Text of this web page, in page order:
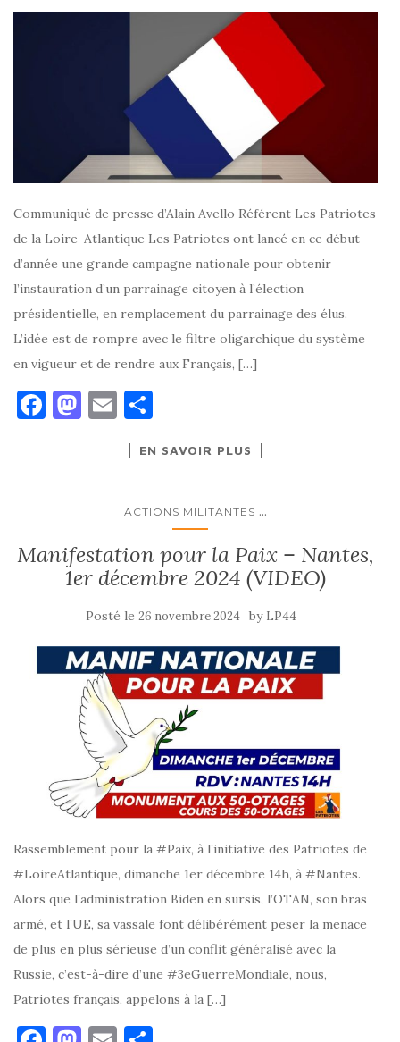
Communiqué de presse d’Alain Avello Référent Les Patriotes
de la Loire-Atlantique Les Patriotes ont lancé en ce début
d’année une grande campagne nationale pour obtenir
l’instauration d’un parrainage citoyen à l’élection
présidentielle, en remplacement du parrainage des élus.
L’idée est de rompre avec le filtre oligarchique du système
en vigueur et de rendre aux Français, […]
F
o
M
n
E
ai ta
er
EN SAVOIR PLUS
ACTIONS MILITANTES ...
Manifestation pour la Paix – Nantes,
1er décembre 2024 (VIDEO)
Posté le 26 novembre 2024 by LP44
Rassemblement pour la #Paix, à l’initiative des Patriotes de
#LoireAtlantique, dimanche 1er décembre 14h, à #Nantes.
Alors que l’administration Biden en sursis, l’OTAN, son bras
armé, et l’UE, sa vassale font délibérément peser la menace
de plus en plus sérieuse d’un conflit généralisé avec la
Russie, c’est-à-dire d’une #3eGuerreMondiale, nous,
Patriotes français, appelons à la […]